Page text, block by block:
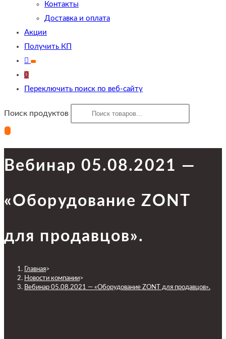
Контакты
Доставка и оплата
Акции
Получить КП
0
Переключить поиск по веб-сайту
Поиск продуктов
Вебинар 05.08.2021 —
«Оборудование ZONT
для продавцов».
Главная>
Новости компании>
Вебинар 05.08.2021 — «Оборудование ZONT для продавцов».